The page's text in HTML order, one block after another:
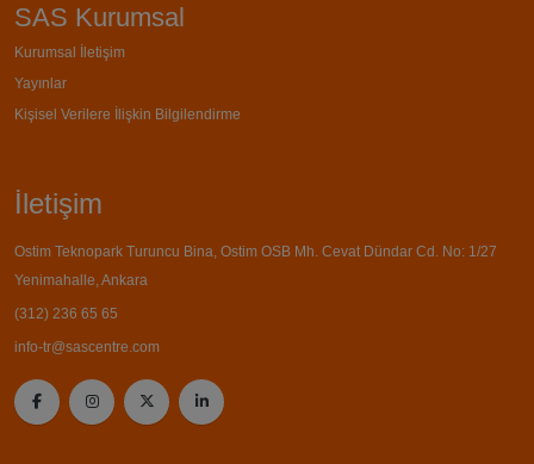
SAS Kurumsal
Kurumsal İletişim
Yayınlar
Kişisel Verilere İlişkin Bilgilendirme
İletişim
Ostim Teknopark Turuncu Bina, Ostim OSB Mh. Cevat Dündar Cd. No: 1/27
Yenimahalle, Ankara
(312) 236 65 65
info-tr@sascentre.com